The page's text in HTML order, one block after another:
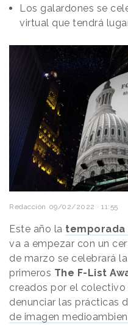
Los galardones se
virtual que tendrá
Redacción 09/02/2022 · 11:55
Este año la temporada
va a empezar con un
de marzo se celebrará
primeros The F-List
creados por el colectivo
denunciar las prácticas
de imagen